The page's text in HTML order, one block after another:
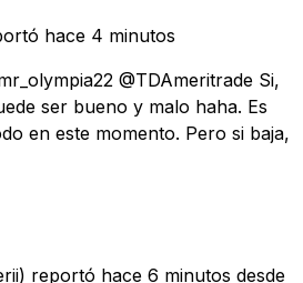
hace 4 minutos
@TDAmeritrade Si,
ser bueno y malo haha. Es
en este momento. Pero si baja,
reportó hace 6 minutos desde